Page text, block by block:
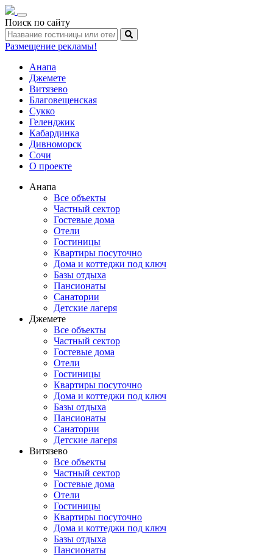
Toggle
navigation
Поиск по сайту
Размещение рекламы!
Анапа
Джемете
Витязево
Благовещенская
Сукко
Геленджик
Кабардинка
Дивноморск
Сочи
О проекте
Анапа
Все объекты
Частный сектор
Гостевые дома
Отели
Гостиницы
Квартиры посуточно
Дома и коттеджи под ключ
Базы отдыха
Пансионаты
Санатории
Детские лагеря
Джемете
Все объекты
Частный сектор
Гостевые дома
Отели
Гостиницы
Квартиры посуточно
Дома и коттеджи под ключ
Базы отдыха
Пансионаты
Санатории
Детские лагеря
Витязево
Все объекты
Частный сектор
Гостевые дома
Отели
Гостиницы
Квартиры посуточно
Дома и коттеджи под ключ
Базы отдыха
Пансионаты